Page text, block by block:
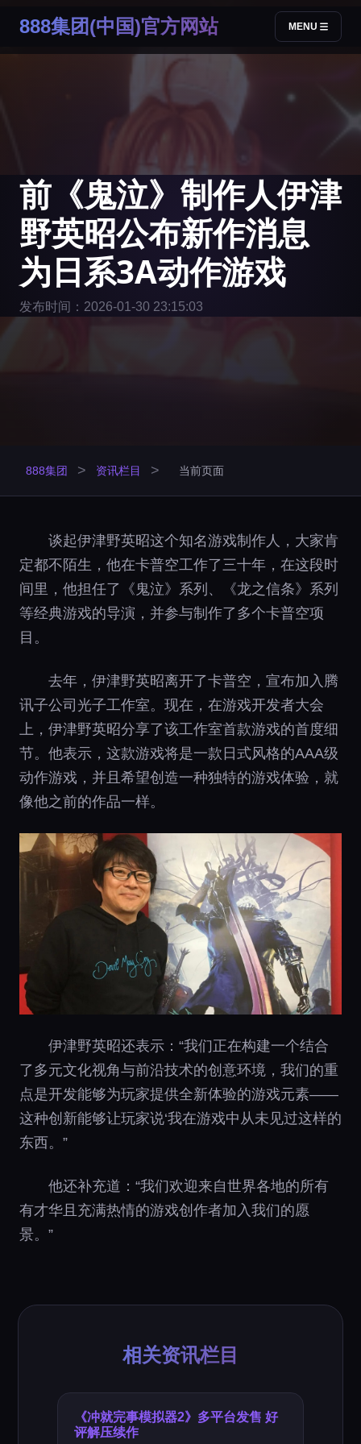
888集团(中国)官方网站 MENU
前《鬼泣》制作人伊津
野英昭公布新作消息
为日系3A动作游戏
发布时间：2026-01-30 23:15:03
888集团 > 资讯栏目 > 当前页面
谈起伊津野英昭这个知名游戏制作人，大家肯
定都不陌生，他在卡普空工作了三十年，在这段时
间里，他担任了《鬼泣》系列、《龙之信条》系列
等经典游戏的导演，并参与制作了多个卡普空项
目。
去年，伊津野英昭离开了卡普空，宣布加入腾
讯子公司光子工作室。现在，在游戏开发者大会
上，伊津野英昭分享了该工作室首款游戏的首度细
节。他表示，这款游戏将是一款日式风格的AAA级
动作游戏，并且希望创造一种独特的游戏体验，就
像他之前的作品一样。
伊津野英昭还表示：“我们正在构建一个结合
了多元文化视角与前沿技术的创意环境，我们的重
点是开发能够为玩家提供全新体验的游戏元素——
这种创新能够让玩家说‘我在游戏中从未见过这样的
东西。”
他还补充道：“我们欢迎来自世界各地的所有
有才华且充满热情的游戏创作者加入我们的愿
景。”
相关资讯栏目
《冲就完事模拟器2》多平台发售 好
评解压续作